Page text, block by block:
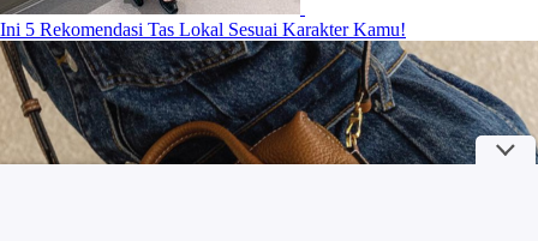
Ini 5 Rekomendasi Tas Lokal Sesuai Karakter Kamu!